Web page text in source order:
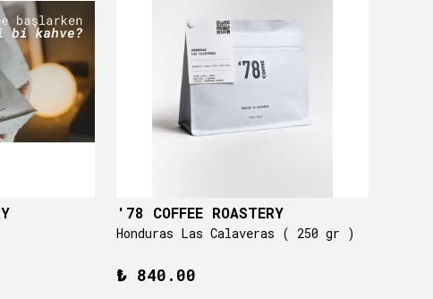
'78 COFFEE ROASTERY
Honduras Las Calaveras ( 250 gr )
₺ 840.00